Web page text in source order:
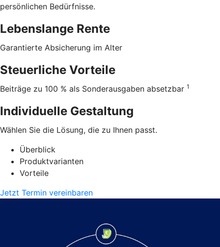
persönlichen Bedürfnisse.
Lebenslange Rente
Garantierte Absicherung im Alter
Steuerliche Vorteile
Beiträge zu 100 % als Sonderausgaben absetzbar 1
Individuelle Gestaltung
Wählen Sie die Lösung, die zu Ihnen passt.
Überblick
Produktvarianten
Vorteile
Jetzt Termin vereinbaren